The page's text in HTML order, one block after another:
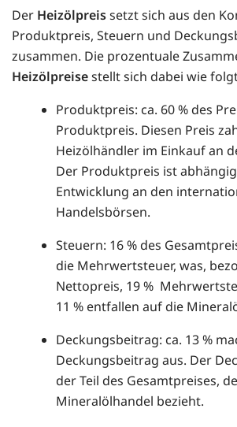
Der Heizölpreissetzt sich aus den
Produktpreis, Steuern und
zusammen. Die prozentuale
Heizölpreisestellt sich dabei wie
Produktpreis: ca. 60 % des
Produktpreis. Diesen Preis
Heizölhändler im Einkauf an
Der Produktpreis ist
Entwicklung an den
Handelsbörsen.
Steuern: 16 % des
die Mehrwertsteuer, was,
Nettopreis, 19 %
11 % entfallen auf die
Deckungsbeitrag: ca. 13 %
Deckungsbeitrag aus. Der
der Teil des Gesamtpreises,
Mineralölhandel bezieht.